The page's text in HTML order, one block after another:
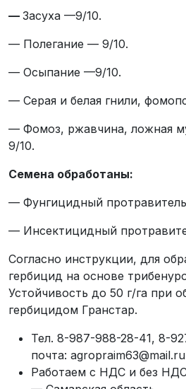
— Засуха —9/10.
— Полегание — 9/10.
— Осыпание —9/10.
— Серая и белая гнили,
— Фомоз, ржавчина, ложная
9/10.
Семена обработаны:
— Фунгицидный
— Инсектицидный
Согласно инструкции, для
гербицид на основе
Устойчивость до 50 г/га при
гербицидом Гранстар.
Тел. 8-987-988-28-41, 8-
почта: agropraim63@mail.ru
Работаем с НДС и без